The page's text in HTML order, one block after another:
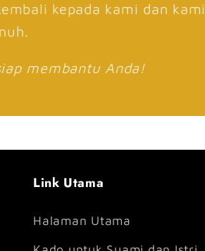
kepada kami dan kami
membantu Anda!
Link Utama
Halaman Utama